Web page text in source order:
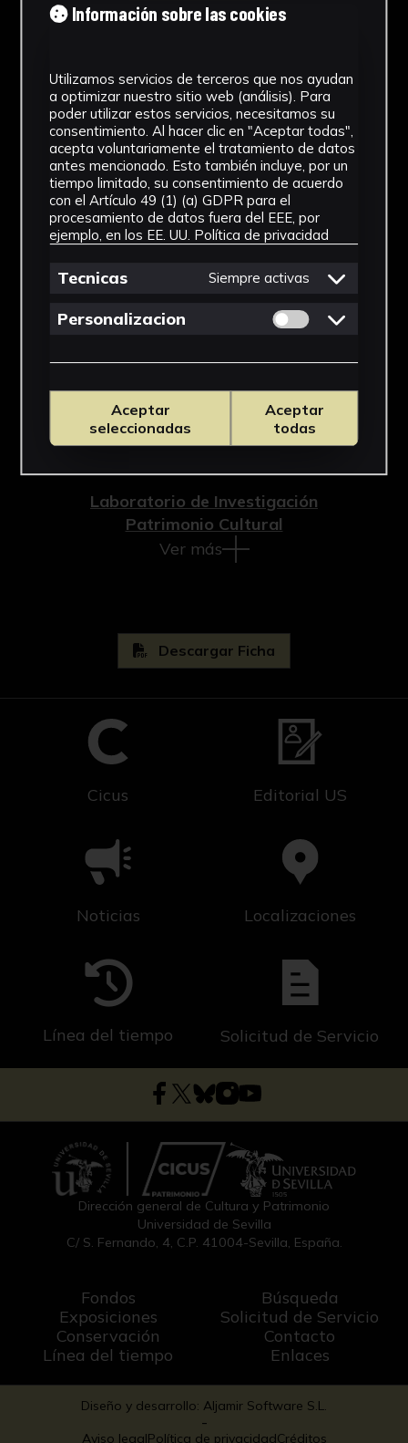
NºCatálogo
CAUS-0362
Tipología
Arqueología
Cronología
Época romana altoimperial
Materiales
Cerámica
Laboratorio de Investigación
Patrimonio Cultural
Ver más
Descargar Ficha
Cicus Editorial US
Noticias Localizaciones
Línea del tiempo Solicitud de Servicio
Dirección general de Cultura y Patrimonio
Universidad de Sevilla
C/ S. Fernando, 4, C.P. 41004-Sevilla, España.
Fondos
Exposiciones
Conservación
Línea del tiempo
Búsqueda
Solicitud de Servicio
Contacto
Enlaces
Diseño y desarrollo: Aljamir Software S.L.
-
Aviso legalPolítica de privacidadCréditos
Información sobre las cookies
Utilizamos servicios de terceros que nos ayudan
a optimizar nuestro sitio web (análisis). Para
poder utilizar estos servicios, necesitamos su
consentimiento. Al hacer clic en "Aceptar todas",
acepta voluntariamente el tratamiento de datos
antes mencionado. Esto también incluye, por un
tiempo limitado, su consentimiento de acuerdo
con el Artículo 49 (1) (a) GDPR para el
procesamiento de datos fuera del EEE, por
ejemplo, en los EE. UU. Política de privacidad
Tecnicas Siempre activas
Personalizacion Permitir cookies
Aceptar
seleccionadas
Aceptar
todas